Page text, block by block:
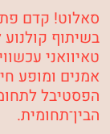
סאלוט! קדם
בשיתוף
טאיוואני
אמנים ומופע
הפסטיבל
הבין־תחומית.